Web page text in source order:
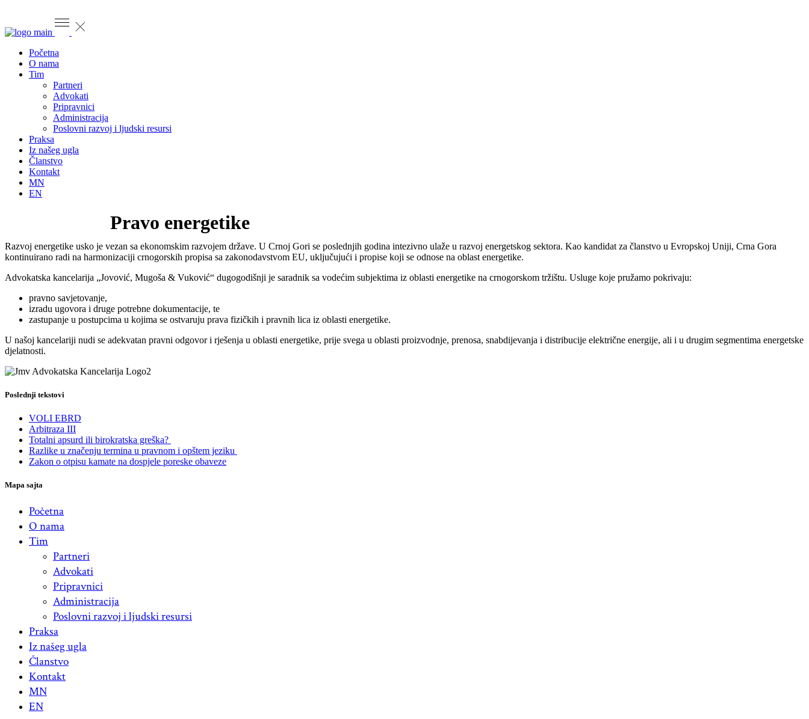
Početna
O nama
Tim
Partneri
Advokati
Pripravnici
Administracija
Poslovni razvoj i ljudski resursi
Praksa
Iz našeg ugla
Članstvo
Kontakt
MN
EN
Pravo energetike
Razvoj energetike usko je vezan sa ekonomskim razvojem države. U Crnoj Gori se poslednjih godina intezivno ulaže u razvoj energetskog sektora. Kao kandidat za članstvo u Evropskoj Uniji, Crna Gora
kontinuirano radi na harmonizaciji crnogorskih propisa sa zakonodavstvom EU, uključujući i propise koji se odnose na oblast energetike.
Advokatska kancelarija „Jovović, Mugoša & Vuković“ dugogodišnji je saradnik sa vodećim subjektima iz oblasti energetike na crnogorskom tržištu. Usluge koje pružamo pokrivaju:
pravno savjetovanje,
izradu ugovora i druge potrebne dokumentacije, te
zastupanje u postupcima u kojima se ostvaruju prava fizičkih i pravnih lica iz oblasti energetike.
U našoj kancelariji nudi se adekvatan pravni odgovor i rješenja u oblasti energetike, prije svega u oblasti proizvodnje, prenosa, snabdijevanja i distribucije električne energije, ali i u drugim segmentima energetske
djelatnosti.
Poslednji tekstovi
VOLI EBRD
Arbitraza III
Totalni apsurd ili birokratska greška?
Razlike u značenju termina u pravnom i opštem jeziku
Zakon o otpisu kamate na dospjele poreske obaveze
Mapa sajta
Početna
O nama
Tim
Partneri
Advokati
Pripravnici
Administracija
Poslovni razvoj i ljudski resursi
Praksa
Iz našeg ugla
Članstvo
Kontakt
MN
EN